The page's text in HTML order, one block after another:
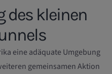
des kleinen
eine adäquate Umgebung
gemeinsamen Aktion